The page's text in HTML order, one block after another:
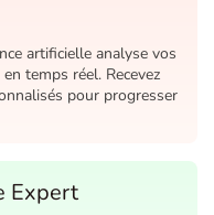
artificielle analyse vos
temps réel. Recevez
pour progresser
Expert